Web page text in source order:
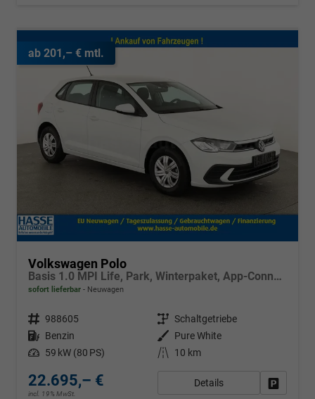
ab 201,– € mtl.
Volkswagen Polo
Basis 1.0 MPI Life, Park, Winterpaket, App-Connect, sofort
sofort lieferbar Neuwagen
Fahrzeugnr. 988605 Getriebe Schaltgetriebe
Kraftstoff Benzin Außenfarbe
Pure White
Leistung 59 kW (80 PS) Kilometerstand 10 km
22.695,– €
incl. 19% MwSt.
Details